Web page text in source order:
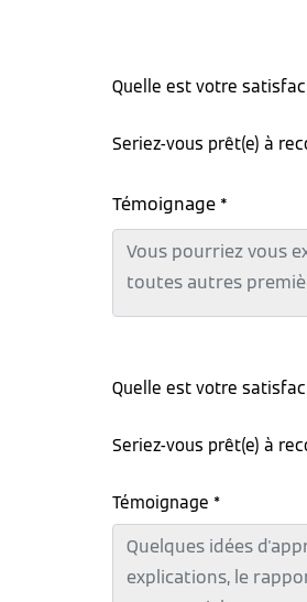
Quelle est votre
Seriez-vous prêt(e) à
Témoignage *
Quelle est votre
Seriez-vous prêt(e) à
Témoignage *